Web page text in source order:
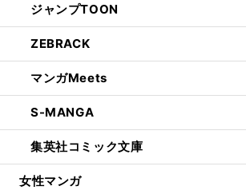
ジャンプTOON
ZEBRACK
マンガMeets
S-MANGA
集英社コミック文庫
女性マンガ